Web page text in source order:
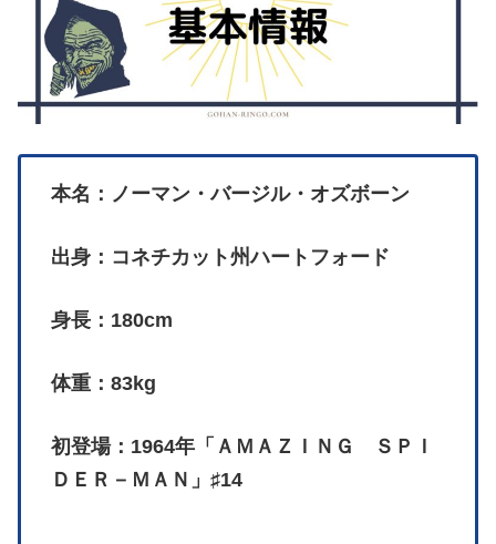
本名：ノーマン・バージル・オズボーン
出身：コネチカット州ハートフォード
身長：180cm
体重：83kg
初登場：1964年「ＡＭＡＺＩＮＧ ＳＰＩ
ＤＥＲ－ＭＡＮ」♯14